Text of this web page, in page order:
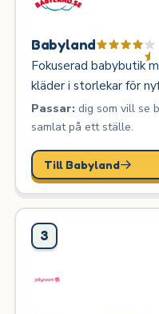
Babyland
Fokuserad babybutik
kläder i storlekar för
Passar:dig som vill se
samlat på ett ställe.
Till Babyland
3